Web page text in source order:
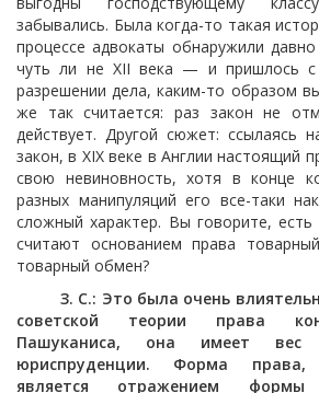
забывались. Была когда-то такая
процессе адвокаты обнаружили
чуть ли не XII века — и пришлось с
разрешении дела, каким-то образом
же так считается: раз закон не
действует. Другой сюжет: ссылаясь
закон, в XIX веке в Англии настоящий
свою невиновность, хотя в конце
разных манипуляций его все-таки
сложный характер. Вы говорите,
считают основанием права
товарный обмен?
З. С.: Это была очень
советской теории права
Пашуканиса, она имеет
юриспруденции. Форма
является отражением